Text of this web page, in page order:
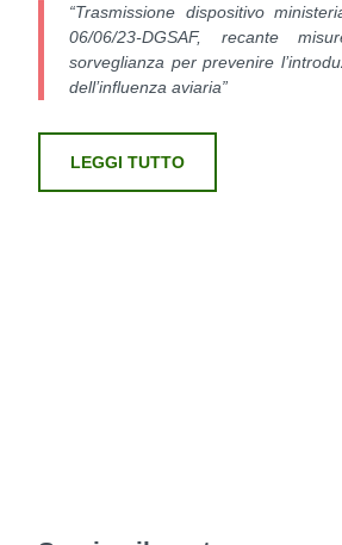
“Trasmissione dispositivo
06/06/23-DGSAF, recante
sorveglianza per prevenire
dell’influenza aviaria”
LEGGI TUTTO